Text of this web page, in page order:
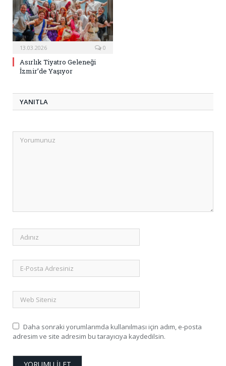
13.03.2026 0
Asırlık Tiyatro Geleneği
İzmir’de Yaşıyor
YANITLA
Daha sonraki yorumlarımda kullanılması için adım, e-posta
adresim ve site adresim bu tarayıcıya kaydedilsin.